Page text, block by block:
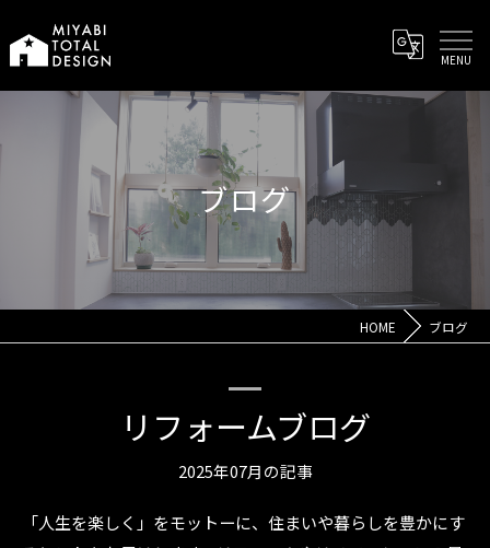
ブログ
HOME ブログ
リフォームブログ
2025年07月の記事
「人生を楽しく」をモットーに、住まいや暮らしを豊かにす